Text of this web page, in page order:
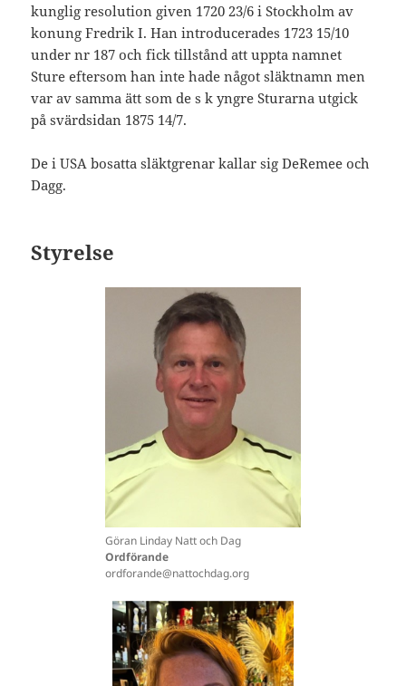
kunglig resolution given 1720 23/6 i Stockholm av
konung Fredrik I. Han introducerades 1723 15/10
under nr 187 och fick tillstånd att uppta namnet
Sture eftersom han inte hade något släktnamn men
var av samma ätt som de s k yngre Sturarna utgick
på svärdsidan 1875 14/7.
De i USA bosatta släktgrenar kallar sig DeRemee och
Dagg.
Styrelse
Göran Linday Natt och Dag
Ordförande
ordforande@nattochdag.org